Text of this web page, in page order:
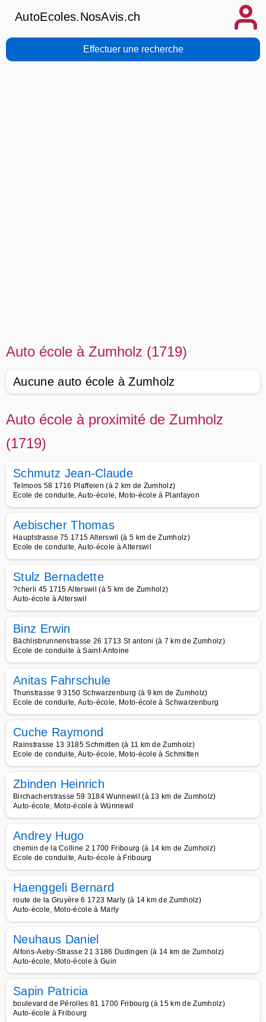
AutoEcoles.NosAvis.ch
Effectuer une recherche
Auto école à Zumholz (1719)
Aucune auto école à Zumholz
Auto école à proximité de Zumholz
(1719)
Schmutz Jean-Claude
Telmoos 58 1716 Plaffeien (à 2 km de Zumholz)
Ecole de conduite, Auto-école, Moto-école à Planfayon
Aebischer Thomas
Hauptstrasse 75 1715 Alterswil (à 5 km de Zumholz)
Ecole de conduite, Auto-école à Alterswil
Stulz Bernadette
?cherli 45 1715 Alterswil (à 5 km de Zumholz)
Auto-école à Alterswil
Binz Erwin
Bächlisbrunnenstrasse 26 1713 St antoni (à 7 km de Zumholz)
Ecole de conduite à Saint-Antoine
Anitas Fahrschule
Thunstrasse 9 3150 Schwarzenburg (à 9 km de Zumholz)
Ecole de conduite, Auto-école, Moto-école à Schwarzenburg
Cuche Raymond
Rainstrasse 13 3185 Schmitten (à 11 km de Zumholz)
Ecole de conduite, Auto-école, Moto-école à Schmitten
Zbinden Heinrich
Birchacherstrasse 59 3184 Wunnewil (à 13 km de Zumholz)
Auto-école, Moto-école à Wünnewil
Andrey Hugo
chemin de la Colline 2 1700 Fribourg (à 14 km de Zumholz)
Ecole de conduite, Auto-école à Fribourg
Haenggeli Bernard
route de la Gruyère 6 1723 Marly (à 14 km de Zumholz)
Auto-école, Moto-école à Marly
Neuhaus Daniel
Alfons-Aeby-Strasse 21 3186 Dudingen (à 14 km de Zumholz)
Auto-école, Moto-école à Guin
Sapin Patricia
boulevard de Pérolles 81 1700 Fribourg (à 15 km de Zumholz)
Auto-école à Fribourg